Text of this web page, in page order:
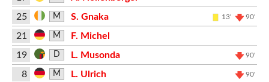
25
M S. Gnaka 13' 90'
21 M
F. Michel
19
D L. Musonda 90'
8 M L. Ulrich 90'